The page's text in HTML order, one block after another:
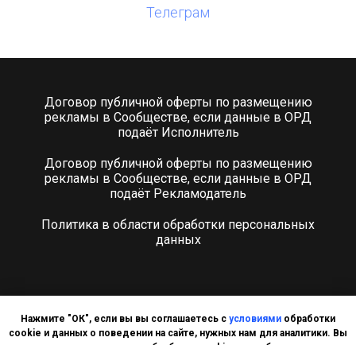
Телеграм
Договор публичной оферты по размещению
рекламы в Сообществе, если данные в ОРД
подаёт Исполнитель
Договор публичной оферты по размещению
рекламы в Сообществе, если данные в ОРД
подаёт Рекламодатель
Политика в области обработки персональных
данных
ИП Караулова Анна Юрьевна
ИНН: 532113036043
Нажмите "ОК", если вы вы соглашаетесь с условиями обработки
cookie и данных о поведении на сайте, нужных нам для аналитики. Вы